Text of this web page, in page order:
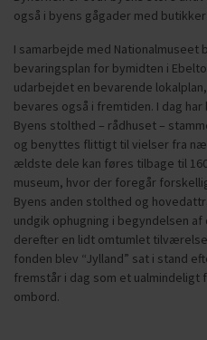
også i byens gågader med
I samarbejde med Nationalmuseet
bevaringsplan for bymidten i
udarbejdet en bevarende
bevares også i fremtiden. I dag
Byens stolthed – rådhuset –
og benyttes flittigt til vielser fra
ældste dele kan føres tilbage til
museum, hvor der foregår
Byens anden stolthed og
undgik ophugning i begyndelsen
derefter en lidt omtumlet
fonden blev “Jylland” sat i stand
fremstår i dag som et
ombord.